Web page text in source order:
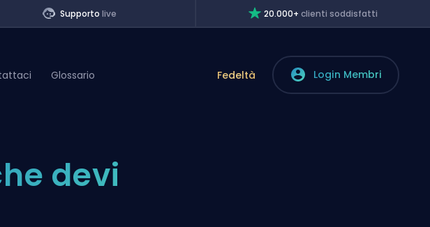
Supporto live 20.000+clienti soddisfatti
Glossario Fedeltà Login Membri
devi